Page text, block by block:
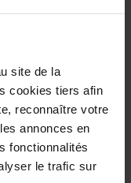
site de la
cookies tiers afin
reconnaître votre
annonces en
fonctionnalités
le trafic sur
the dynamic
is to further
Space) /
Watch